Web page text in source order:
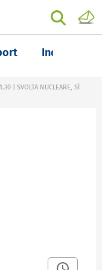
Inchieste
| SVOLTA NUCLEARE, SÌ